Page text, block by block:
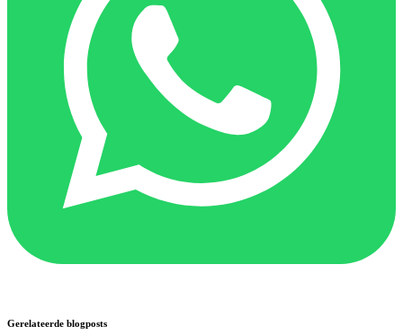
Gerelateerde blogposts